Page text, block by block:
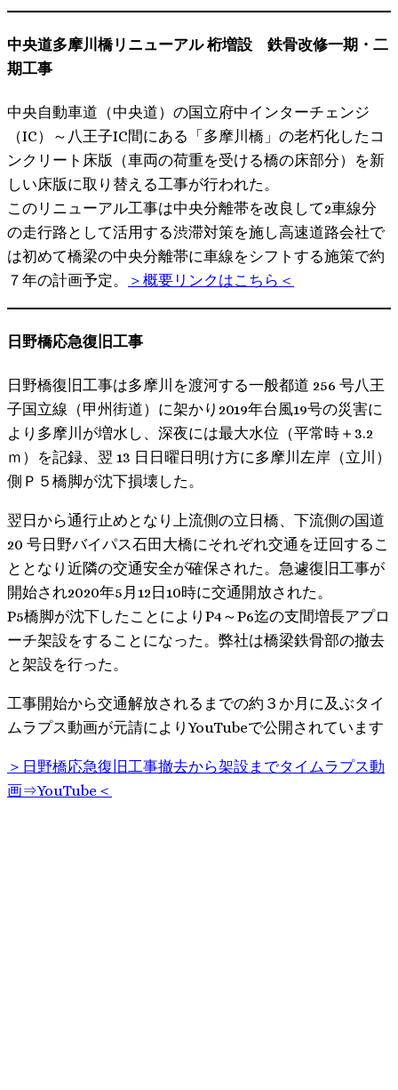
中央道多摩川橋リニューアル 桁増設 鉄骨改修一期・二
期工事
中央自動車道（中央道）の国立府中インターチェンジ
（IC）～八王子IC間にある「多摩川橋」の老朽化したコ
ンクリート床版（車両の荷重を受ける橋の床部分）を新
しい床版に取り替える工事が行われた。
このリニューアル工事は中央分離帯を改良して2車線分
の走行路として活用する渋滞対策を施し高速道路会社で
は初めて橋梁の中央分離帯に車線をシフトする施策で約
７年の計画予定。
＞概要リンクはこちら＜
日野橋応急復旧工事
日野橋復旧工事は多摩川を渡河する一般都道 256 号八王
子国立線（甲州街道）に架かり2019年台風19号の災害に
より多摩川が増水し、深夜には最大水位（平常時＋3.2
ｍ）を記録、翌 13 日日曜日明け方に多摩川左岸（立川）
側Ｐ５橋脚が沈下損壊した。
翌日から通行止めとなり上流側の立日橋、下流側の国道
20 号日野バイパス石田大橋にそれぞれ交通を迂回するこ
ととなり近隣の交通安全が確保された。急遽復旧工事が
開始され2020年5月12日10時に交通開放された。
P5橋脚が沈下したことによりP4～P6迄の支間増長アプロ
ーチ架設をすることになった。弊社は橋梁鉄骨部の撤去
と架設を行った。
工事開始から交通解放されるまでの約３か月に及ぶタイ
ムラプス動画が元請によりYouTubeで公開されています
＞日野橋応急復旧工事撤去から架設までタイムラプス動
画⇒YouTube＜